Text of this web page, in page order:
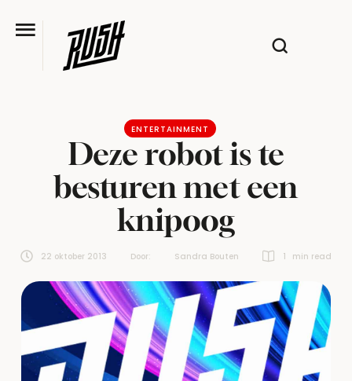
ENTERTAINMENT
Deze robot is te
besturen met een
knipoog
22 oktober 2013 Door: Sandra Bouten 1 min read